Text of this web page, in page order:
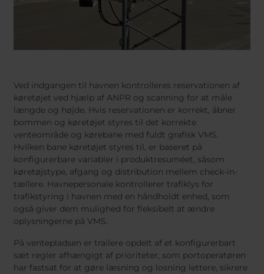
Ved indgangen til havnen kontrolleres reservationen af
køretøjet ved hjælp af ANPR og scanning for at måle
længde og højde. Hvis reservationen er korrekt, åbner
bommen og køretøjet styres til det korrekte
venteområde og kørebane med fuldt grafisk VMS.
Hvilken bane køretøjet styres til, er baseret på
konfigurerbare variabler i produktresuméet, såsom
køretøjstype, afgang og distribution mellem check-in-
tællere. Havnepersonale kontrollerer trafiklys for
trafikstyring i havnen med en håndholdt enhed, som
også giver dem mulighed for fleksibelt at ændre
oplysningerne på VMS.
På ventepladsen er trailere opdelt af et konfigurerbart
sæt regler afhængigt af prioriteter, som portoperatøren
har fastsat for at gøre læsning og losning lettere, sikrere